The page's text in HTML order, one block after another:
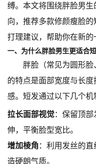
缚。本文将围绕胖脸男
向，推荐多款修颜瘦脸
打理建议，帮助你在新的
一、为什么胖脸男生更适合短
胖脸（常见为圆形脸
的特点是面部宽度与长
感。短发通过以下几个机
拉长面部视觉：保留顶
伸，平衡脸型宽比。
增加棱角 ：利用发丝的
造硬朗气质。